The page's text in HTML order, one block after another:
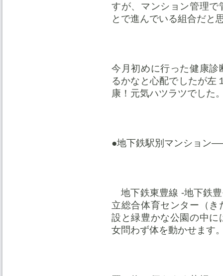
すが、マンション管理
とで進んでいる組合だと
今月初めに行った健康
るかなと心配でしたが左
康！元気ハツラツでした
●地下鉄駅別マンション
地下鉄東豊線 -地下鉄
立総合体育センター（
設と緑豊かな公園の中
女問わず体を動かせま